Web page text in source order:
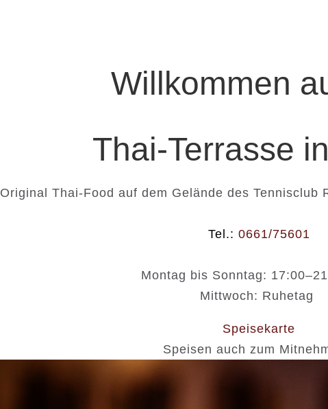
Willkommen
Thai-Terrasse
Original Thai-Food auf dem Gelände des Tennisclub
Tel.: 0661/75601
Montag bis Sonntag:
Mittwoch: Ruhetag
Speisekarte
Speisen auch zum